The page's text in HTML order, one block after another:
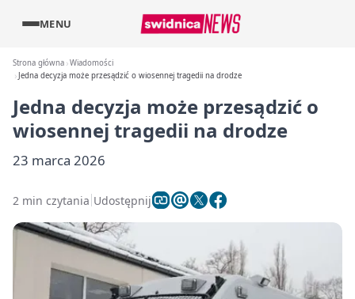
MENU
Strona główna Wiadomości
Jedna decyzja może przesądzić o wiosennej tragedii na drodze
Jedna decyzja może przesądzić o
wiosennej tragedii na drodze
23 marca 2026
2 min czytania Udostępnij